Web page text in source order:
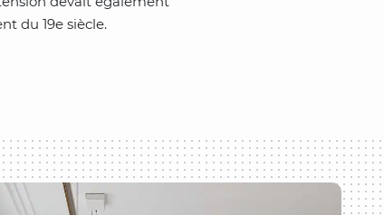
du 19e siècle.